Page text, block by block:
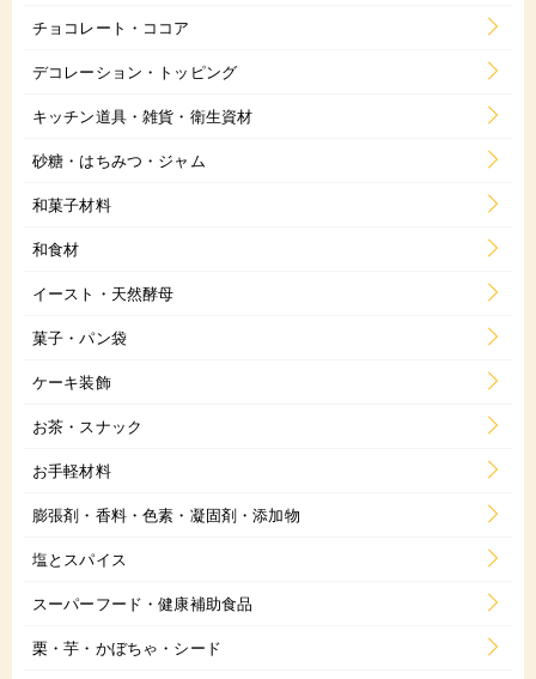
チョコレート・ココア
デコレーション・トッピング
キッチン道具・雑貨・衛生資材
砂糖・はちみつ・ジャム
和菓子材料
和食材
イースト・天然酵母
菓子・パン袋
ケーキ装飾
お茶・スナック
お手軽材料
膨張剤・香料・色素・凝固剤・添加物
塩とスパイス
スーパーフード・健康補助食品
栗・芋・かぼちゃ・シード